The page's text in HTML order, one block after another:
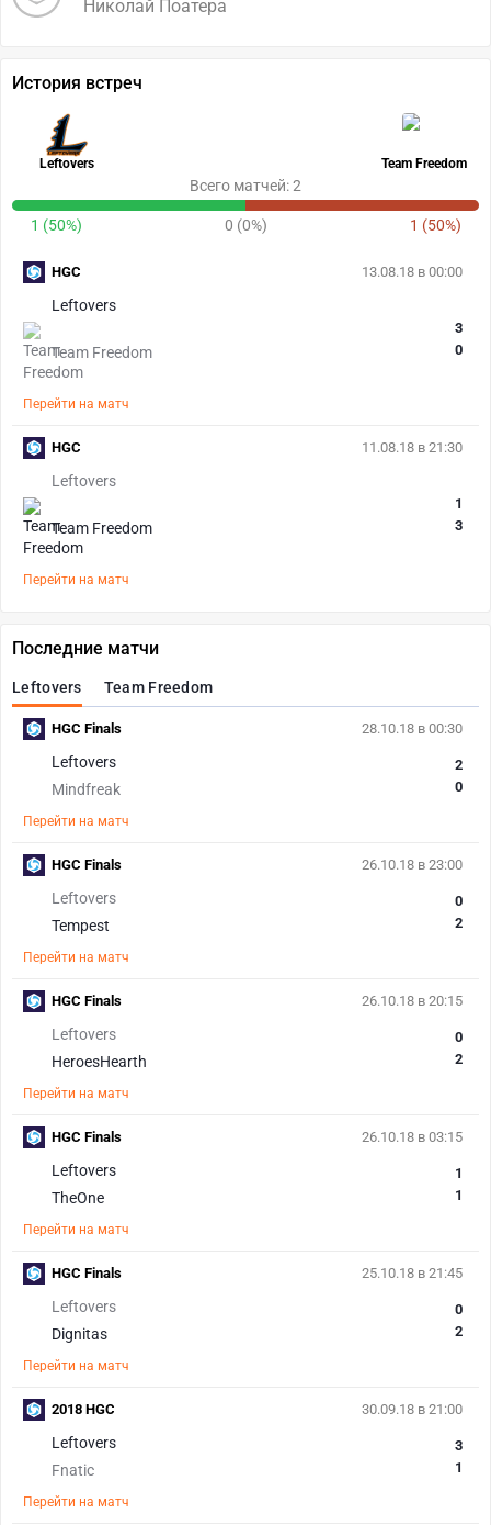
Николай Поатера
История встреч
Leftovers Team Freedom
Всего матчей: 2
1 (50%) 0 (0%) 1 (50%)
13.08.18 в 00:00
Leftovers
Team Freedom
3
0
Перейти на матч
HGC
11.08.18 в 21:30
Leftovers
Team Freedom
1
3
Перейти на матч
HGC
Последние матчи
Leftovers Team Freedom
28.10.18 в 00:30
Leftovers
Mindfreak
2
0
Перейти на матч
HGC Finals
26.10.18 в 23:00
Leftovers
Tempest
0
2
Перейти на матч
HGC Finals
26.10.18 в 20:15
Leftovers
HeroesHearth
0
2
Перейти на матч
HGC Finals
26.10.18 в 03:15
Leftovers
TheOne
1
1
Перейти на матч
HGC Finals
25.10.18 в 21:45
Leftovers
Dignitas
0
2
Перейти на матч
HGC Finals
30.09.18 в 21:00
Leftovers
Fnatic
3
1
Перейти на матч
2018 HGC